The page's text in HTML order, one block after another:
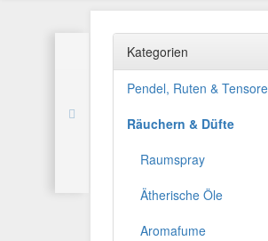
Kategorien
Pendel, Ruten &
Räuchern & Düfte
Raumspray
Ätherische Öle
Aromafume